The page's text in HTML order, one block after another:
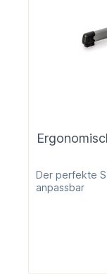
Der perfekte
anpassbar